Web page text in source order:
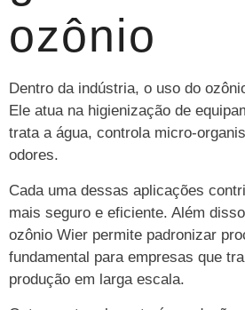
ozônio
Dentro da indústria, o uso do
Ele atua na higienização de
trata a água, controla micro-
odores.
Cada uma dessas aplicações
mais seguro e eficiente. Além
ozônio Wier permite padronizar
fundamental para empresas que
produção em larga escala.